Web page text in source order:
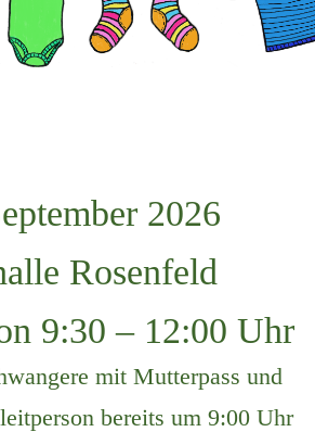
2026
Rosenfeld
9:30 – 12:00 Uhr
mit Mutterpass und
bereits um 9:00 Uhr